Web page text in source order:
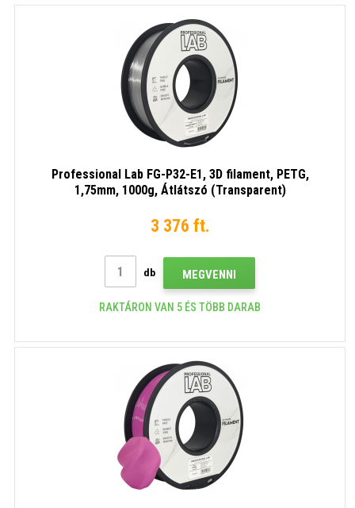
Professional Lab FG-P32-E1, 3D filament, PETG,
1,75mm, 1000g, Átlátszó (Transparent)
3 376 ft.
db MEGVENNI
RAKTÁRON VAN 5 ÉS TÖBB DARAB